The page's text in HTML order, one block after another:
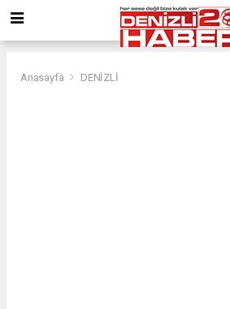
Anasayfa DENİZLİ